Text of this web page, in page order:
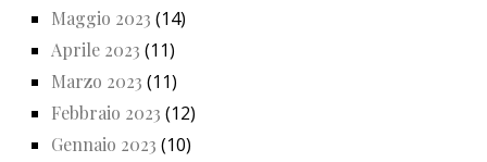
Maggio 2023 (14)
Aprile 2023 (11)
Marzo 2023 (11)
Febbraio 2023 (12)
Gennaio 2023 (10)